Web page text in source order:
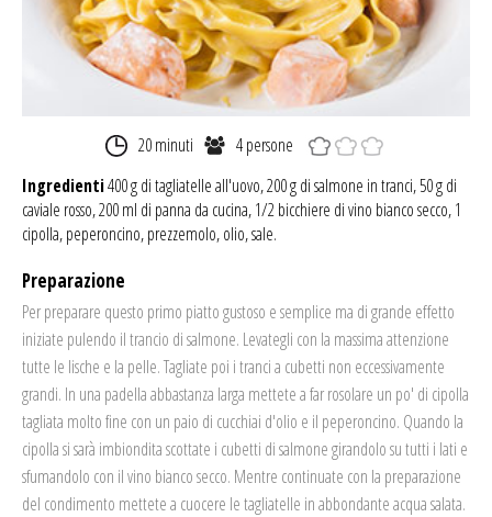
20 minuti
4 persone
Ingredienti400 g di tagliatelle all'uovo, 200 g di salmone in tranci, 50 g di
caviale rosso, 200 ml di panna da cucina, 1/2 bicchiere di vino bianco secco, 1
cipolla, peperoncino, prezzemolo, olio, sale.
Preparazione
Per preparare questo primo piatto gustoso e semplice ma di grande effetto
iniziate pulendo il trancio di salmone. Levategli con la massima attenzione
tutte le lische e la pelle. Tagliate poi i tranci a cubetti non eccessivamente
grandi. In una padella abbastanza larga mettete a far rosolare un po' di cipolla
tagliata molto fine con un paio di cucchiai d'olio e il peperoncino. Quando la
cipolla si sarà imbiondita scottate i cubetti di salmone girandolo su tutti i lati e
sfumandolo con il vino bianco secco. Mentre continuate con la preparazione
del condimento mettete a cuocere le tagliatelle in abbondante acqua salata.